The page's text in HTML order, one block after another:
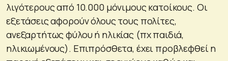
λιγότερους από 10.000 μόνιμους κατοίκους. Οι
εξετάσεις αφορούν όλους τους πολίτες,
ανεξαρτήτως φύλου ή ηλικίας (πχ παιδιά,
ηλικιωμένους). Επιπρόσθετα, έχει προβλεφθεί η